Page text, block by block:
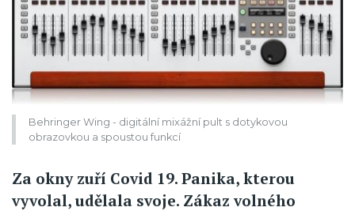
Behringer Wing - digitální mixážní pult s dotykovou
obrazovkou a spoustou funkcí
Za okny zuří Covid 19. Panika, kterou
vyvolal, udělala svoje. Zákaz volného